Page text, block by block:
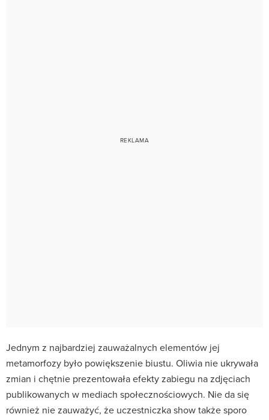
Jednym z najbardziej zauważalnych elementów jej
metamorfozy było powiększenie biustu. Oliwia nie ukrywała
zmian i chętnie prezentowała efekty zabiegu na zdjęciach
publikowanych w mediach społecznościowych. Nie da się
również nie zauważyć, że uczestniczka show także sporo